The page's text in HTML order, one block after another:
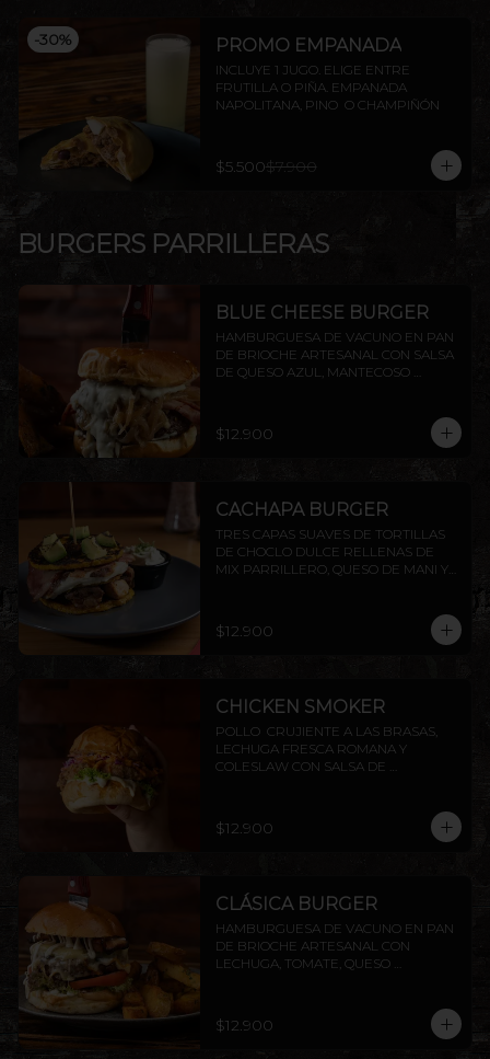
-30% PROMO EMPANADA
INCLUYE 1 JUGO. ELIGE ENTRE
FRUTILLA O PIÑA. EMPANADA
NAPOLITANA, PINO  O CHAMPIÑÓN
$5.500$7.900
BURGERS PARRILLERAS
BLUE CHEESE BURGER
HAMBURGUESA DE VACUNO EN PAN
DE BRIOCHE ARTESANAL CON SALSA
DE QUESO AZUL, MANTECOSO
PAPAS RÚSTICAS.
$12.900
CACHAPA BURGER
TRES CAPAS SUAVES DE TORTILLAS
DE CHOCLO DULCE RELLENAS DE
MIX PARRILLERO, QUESO DE MANI Y
DE SALSA CHIMICHURRI Y NATA
$12.900
CHICKEN SMOKER
POLLO  CRUJIENTE A LAS BRASAS,
LECHUGA FRESCA ROMANA Y
COLESLAW CON SALSA DE
DE LA CASA. ACOMPAÑADO DE
PAPAS RUSTICAS.
$12.900
CLÁSICA BURGER
HAMBURGUESA DE VACUNO EN PAN
DE BRIOCHE ARTESANAL CON
LECHUGA, TOMATE, QUESO
RÚSTICAS.
$12.900